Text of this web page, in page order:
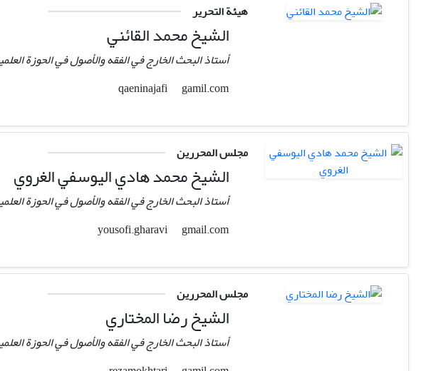
هيئة التحرير
الشيخ محمد القائني
أستاذ البحث الخارج في الفقه والأصول في الحوزة
gamil.com
مجلس المحررين
الشيخ محمد هادي اليوسفي الغروي
أستاذ البحث الخارج في الفقه والأصول في الحوزة
gmail.com
مجلس المحررين
الشيخ رضا المختاري
أستاذ البحث الخارج في الفقه والأصول في الحوزة